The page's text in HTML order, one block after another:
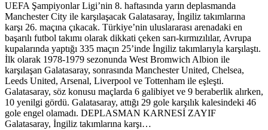
UEFA Şampiyonlar Ligi’nin 8. haftasında yarın deplasmanda
Manchester City ile karşılaşacak Galatasaray, İngiliz takımlarına
karşı 26. maçına çıkacak. Türkiye’nin uluslararası arenadaki en
başarılı futbol takımı olarak dikkati çeken sarı-kırmızılılar, Avrupa
kupalarında yaptığı 335 maçın 25’inde İngiliz takımlarıyla karşılaştı.
İlk olarak 1978-1979 sezonunda West Bromwich Albion ile
karşılaşan Galatasaray, sonrasında Manchester United, Chelsea,
Leeds United, Arsenal, Liverpool ve Tottenham ile eşleşti.
Galatasaray, söz konusu maçlarda 6 galibiyet ve 9 beraberlik alırken,
10 yenilgi gördü. Galatasaray, attığı 29 gole karşılık kalesindeki 46
gole engel olamadı. DEPLASMAN KARNESİ ZAYIF
Galatasaray, İngiliz takımlarına karşı…